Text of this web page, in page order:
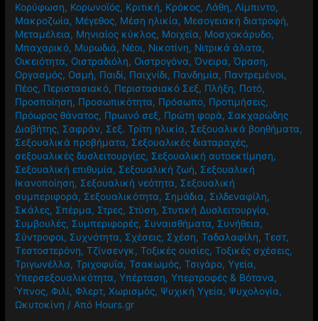
Κορύφωση, Κορωνοϊός, Κριτική, Κρόκος, Λάθη, Λίμπιντο,
Μακροζωία, Μέγεθος, Μέση ηλικία, Μεσογειακή διατροφή,
Μεταμέλεια, Μηνιαίος κύκλος, Μοιχεία, Μοσχοκάρυδο,
Μπαχαρικό, Μυρωδιά, Νέοι, Νικοτίνη, Νιτρικά άλατα,
Οικειότητα, Οιστραδιόλη, Οιστρογόνα,Όνειρα,Όραση,
Οργασμός, Οσμή, Παιδί, Παιχνίδι, Πανδημία, Παντρεμένοι,
Πέος, Περιστασιακό, Περιστασιακό Σεξ, Πλήξη, Ποτό,
Προσποίηση, Προσωπικότητα, Πρόσωπο, Προτιμήσεις,
Πρόωρος θάνατος, Πρωινό σεξ, Πρώτη φορά, Σακχαρώδης
Διαβήτης, Σαφράν, Σεξ. Τρίτη ηλικία, Σεξουαλικά βοηθήματα,
Σεξουαλικά προβήματα, Σεξουαλικές διαταραχές,
σεξουαλικές δυσλειτουργίες, Σεξουαλική αυτοεκτίμηση,
Σεξουαλική επιθυμία, Σεξουαλική ζωή, Σεξουαλική
Ικανοποίηση, Σεξουαλική νεότητα, Σεξουαλική
συμπεριφορά, Σεξουαλικότητα, Σημάδια, Σιλδεναφίλη,
Σκάλες, Σπέρμα, Στρες, Στύση, Στυτική Δυσλειτουργία,
Συμβουλές, Συμπεριφορές, Συναισθήματα, Συνήθεια,
Σύντροφοι, Συχνότητα, Σχέσεις, Σχέση,Ταδαλαφίλη,Τεστ,
Τεστοστερόνη,Τζίνσενγκ,Τοξικές ουσίες,Τοξικές σχέσεις,
Τριγωνέλλα,Τριχοφυΐα,Τσακωμός,Τσιγάρο,Υγεία,
Υπερσεξουαλικότητα,Υπέρταση,Υπερτροφές & Βότανα,
Ύπνος,Φιλί,Φλερτ,Χωρισμός, Ψυχική Υγεία, Ψυχολογία,
Ωκυτοκίνη / Από Hours.gr